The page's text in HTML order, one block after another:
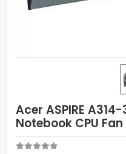
Acer ASPIRE
Notebook CPU Fan